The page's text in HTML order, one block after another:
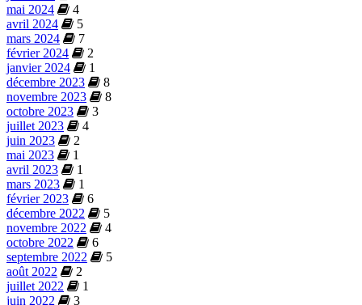
mai 2024
4
avril 2024
5
mars 2024
7
février 2024
2
janvier 2024
1
décembre 2023
8
novembre 2023
8
octobre 2023
3
juillet 2023
4
juin 2023
2
mai 2023
1
avril 2023
1
mars 2023
1
février 2023
6
décembre 2022
5
novembre 2022
4
octobre 2022
6
septembre 2022
5
août 2022
2
juillet 2022
1
juin 2022
3